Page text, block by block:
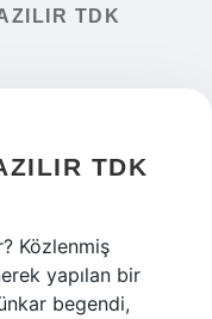
TDK
TDK
Közlenmiş
yapılan bir
begendi,